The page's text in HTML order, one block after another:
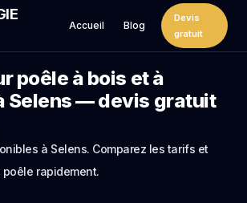
Accueil Blog
Devis
gratuit
poêle à bois et à
Selens — devis gratuit
à Selens. Comparez les tarifs et
rapidement.